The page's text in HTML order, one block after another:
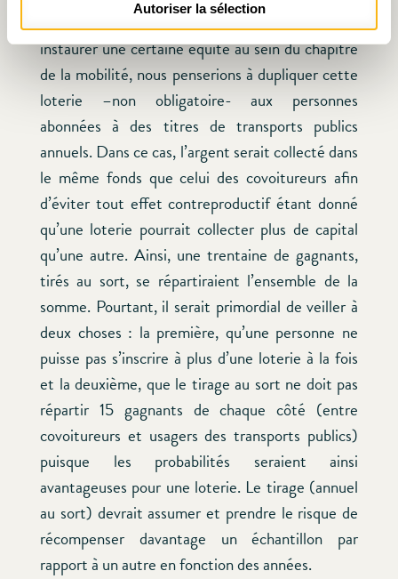
Autoriser la sélection
Si nous voulions approfondir cette réflexion et
instaurer une certaine équité au sein du chapitre
de la mobilité, nous penserions à dupliquer cette
loterie –non obligatoire- aux personnes
abonnées à des titres de transports publics
annuels. Dans ce cas, l’argent serait collecté dans
le même fonds que celui des covoitureurs afin
d’éviter tout effet contreproductif étant donné
qu’une loterie pourrait collecter plus de capital
qu’une autre. Ainsi, une trentaine de gagnants,
tirés au sort, se répartiraient l’ensemble de la
somme. Pourtant, il serait primordial de veiller à
deux choses : la première, qu’une personne ne
puisse pas s’inscrire à plus d’une loterie à la fois
et la deuxième, que le tirage au sort ne doit pas
répartir 15 gagnants de chaque côté (entre
covoitureurs et usagers des transports publics)
puisque les probabilités seraient ainsi
avantageuses pour une loterie. Le tirage (annuel
au sort) devrait assumer et prendre le risque de
récompenser davantage un échantillon par
rapport à un autre en fonction des années.